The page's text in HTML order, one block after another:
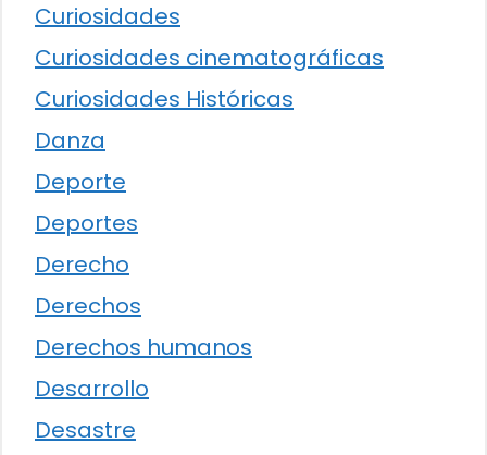
Curiosidades
Curiosidades cinematográficas
Curiosidades Históricas
Danza
Deporte
Deportes
Derecho
Derechos
Derechos humanos
Desarrollo
Desastre